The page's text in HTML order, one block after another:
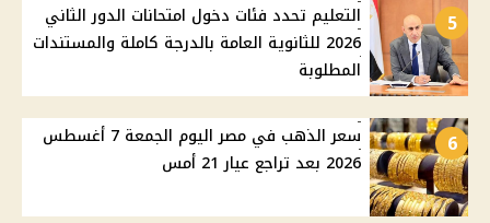
5
التعليم تحدد فئات دخول امتحانات الدور الثاني
2026 للثانوية العامة بالدرجة كاملة والمستندات
المطلوبة
6
سعر الذهب في مصر اليوم الجمعة 7 أغسطس
2026 بعد تراجع عيار 21 أمس